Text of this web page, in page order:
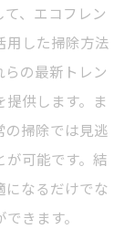
楽の活用
実践法
習慣化
チ
除の新常識
、エコフレン
用した掃除方法
の最新トレン
供します。ま
の掃除では見逃
が可能です。結
になるだけでな
きます。